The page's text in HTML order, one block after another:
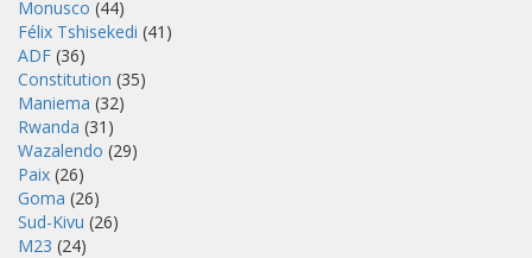
Monusco (44)
Félix Tshisekedi (41)
ADF (36)
Constitution (35)
Maniema (32)
Rwanda (31)
Wazalendo (29)
Paix (26)
Goma (26)
Sud-Kivu (26)
M23 (24)